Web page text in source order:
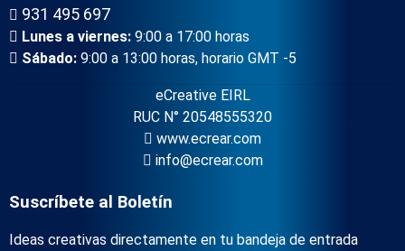
931 495 697
Lunes a viernes: 9:00 a 17:00 horas
Sábado: 9:00 a 13:00 horas, horario GMT -5
eCreative EIRL
RUC N° 20548555320
www.ecrear.com
info@ecrear.com
Suscríbete al Boletín
Ideas creativas directamente en tu bandeja de entrada